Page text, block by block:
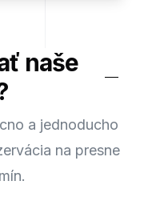
naše
a jednoducho
na presne